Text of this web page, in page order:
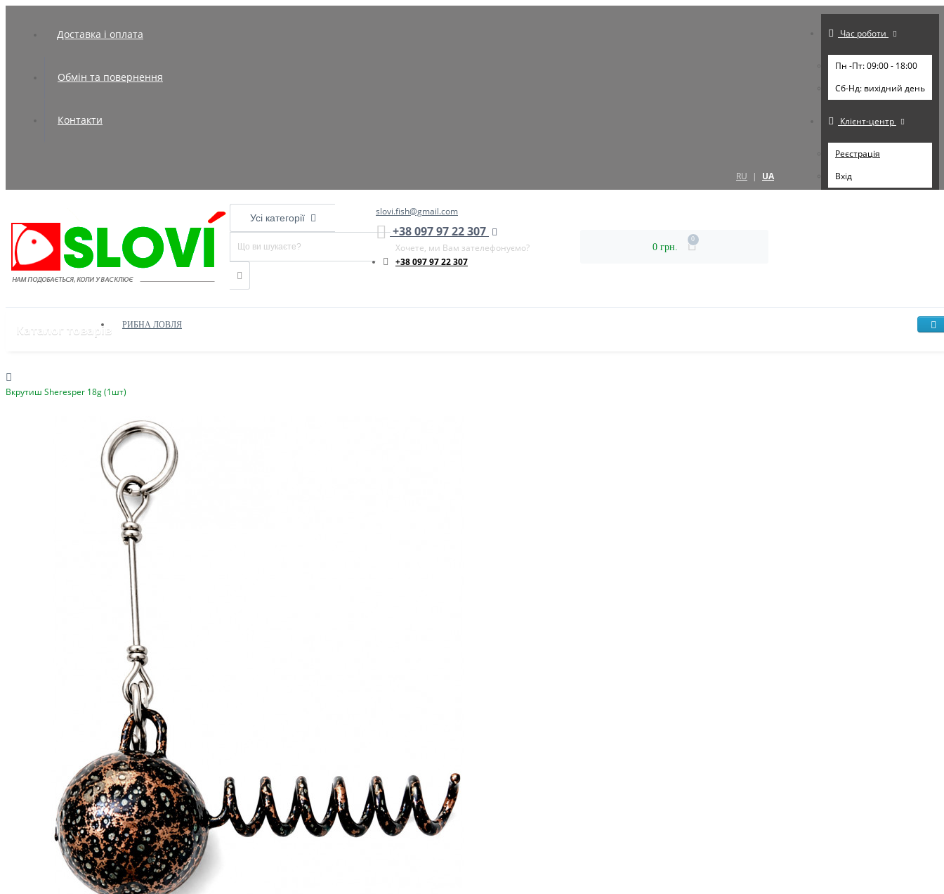
Доставка і оплата
Обмін та повернення
Контакти
RU | UA
Час роботи
Пн -Пт: 09:00 - 18:00
Cб-Нд: вихідний день
Клієнт-центр
Реєстрація
Вхід
Усі категорії
slovi.fish@gmail.com
+38 097 97 22 307
Хочете, ми Вам зателефонуємо?
+38 097 97 22 307
0 грн.
0
Каталог товарів РИБНА ЛОВЛЯ
Вкрутиш Sheresper 18g (1шт)